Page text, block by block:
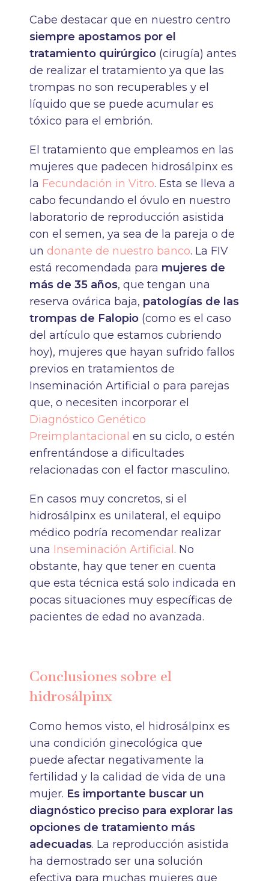
Cabe destacar que en nuestro centro
siempre apostamos por el
tratamiento quirúrgico (cirugía) antes
de realizar el tratamiento ya que las
trompas no son recuperables y el
líquido que se puede acumular es
tóxico para el embrión.
El tratamiento que empleamos en las
mujeres que padecen hidrosálpinx es
la Fecundación in Vitro. Esta se lleva a
cabo fecundando el óvulo en nuestro
laboratorio de reproducción asistida
con el semen, ya sea de la pareja o de
un donante de nuestro banco. La FIV
está recomendada para mujeres de
más de 35 años, que tengan una
reserva ovárica baja, patologías de las
trompas de Falopio (como es el caso
del artículo que estamos cubriendo
hoy), mujeres que hayan sufrido fallos
previos en tratamientos de
Inseminación Artificial o para parejas
que, o necesiten incorporar el
Diagnóstico Genético
Preimplantacional en su ciclo, o estén
enfrentándose a dificultades
relacionadas con el factor masculino.
En casos muy concretos, si el
hidrosálpinx es unilateral, el equipo
médico podría recomendar realizar
una Inseminación Artificial. No
obstante, hay que tener en cuenta
que esta técnica está solo indicada en
pocas situaciones muy específicas de
pacientes de edad no avanzada.
Conclusiones sobre el
hidrosálpinx
Como hemos visto, el hidrosálpinx es
una condición ginecológica que
puede afectar negativamente la
fertilidad y la calidad de vida de una
mujer. Es importante buscar un
diagnóstico preciso para explorar las
opciones de tratamiento más
adecuadas. La reproducción asistida
ha demostrado ser una solución
efectiva para muchas mujeres que